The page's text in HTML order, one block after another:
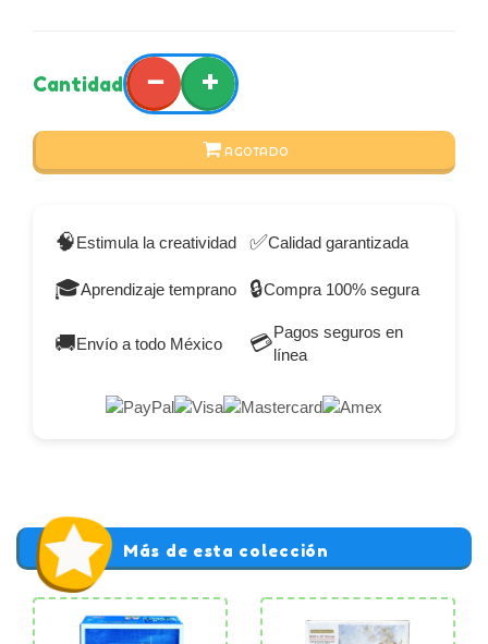
Cantidad − +
AGOTADO
🧠Estimula la creatividad ✅Calidad garantizada
🎓Aprendizaje temprano 🔒Compra 100% segura
🚚Envío a todo México 💳Pagos seguros en
línea
Más de esta colección